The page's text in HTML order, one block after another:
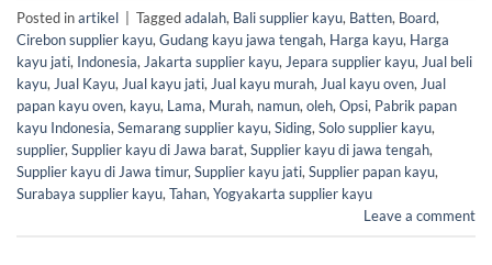
Posted inartikel Taggedadalah, Bali supplier kayu, Batten, Board,
Cirebon supplier kayu, Gudang kayu jawa tengah, Harga kayu, Harga
kayu jati, Indonesia, Jakarta supplier kayu, Jepara supplier kayu, Jual beli
kayu, Jual Kayu, Jual kayu jati, Jual kayu murah, Jual kayu oven, Jual
papan kayu oven, kayu, Lama, Murah, namun, oleh, Opsi, Pabrik papan
kayu Indonesia, Semarang supplier kayu, Siding, Solo supplier kayu,
supplier, Supplier kayu di Jawa barat, Supplier kayu di jawa tengah,
Supplier kayu di Jawa timur, Supplier kayu jati, Supplier papan kayu,
Surabaya supplier kayu, Tahan, Yogyakarta supplier kayu
Leave a comment